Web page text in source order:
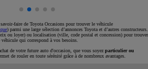
faire de Toyota Occasions pour trouver le véhicule
) parmi une large sélection d’annonces Toyota et d’autres constructeurs.
ou loyer) ou localisation (ville, code postal et concession) pour trouver
véhicule qui correspond à vos besoins.
de votre future auto d'occasion, que vous soyez particulier ou
de rouler en toute sérénité grâce à de nombreux avantages.